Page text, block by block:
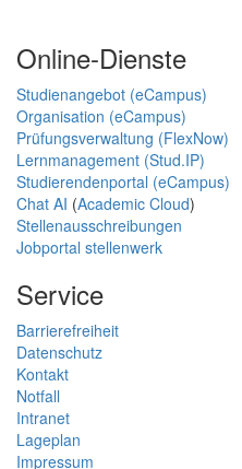
Online-Dienste
Studienangebot (eCampus)
Organisation (eCampus)
Prüfungsverwaltung (FlexNow)
Lernmanagement (Stud.IP)
Studierendenportal (eCampus)
Chat AI (Academic Cloud)
Stellenausschreibungen
Jobportal stellenwerk
Service
Barrierefreiheit
Datenschutz
Kontakt
Notfall
Intranet
Lageplan
Impressum